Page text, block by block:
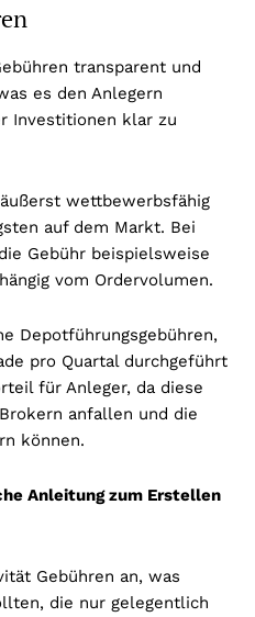
transparent und
es den Anlegern
Investitionen klar zu
wettbewerbsfähig
auf dem Markt. Bei
Gebühr beispielsweise
vom Ordervolumen.
Depotführungsgebühren,
pro Quartal durchgeführt
für Anleger, da diese
anfallen und die
können.
Anleitung zum Erstellen
Gebühren an, was
die nur gelegentlich